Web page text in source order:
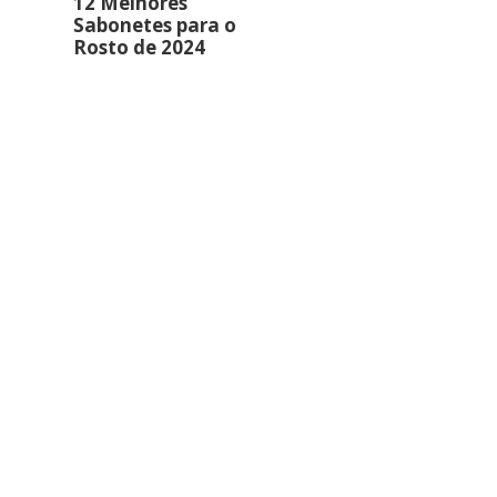
Sabonetes para o
Rosto de 2024